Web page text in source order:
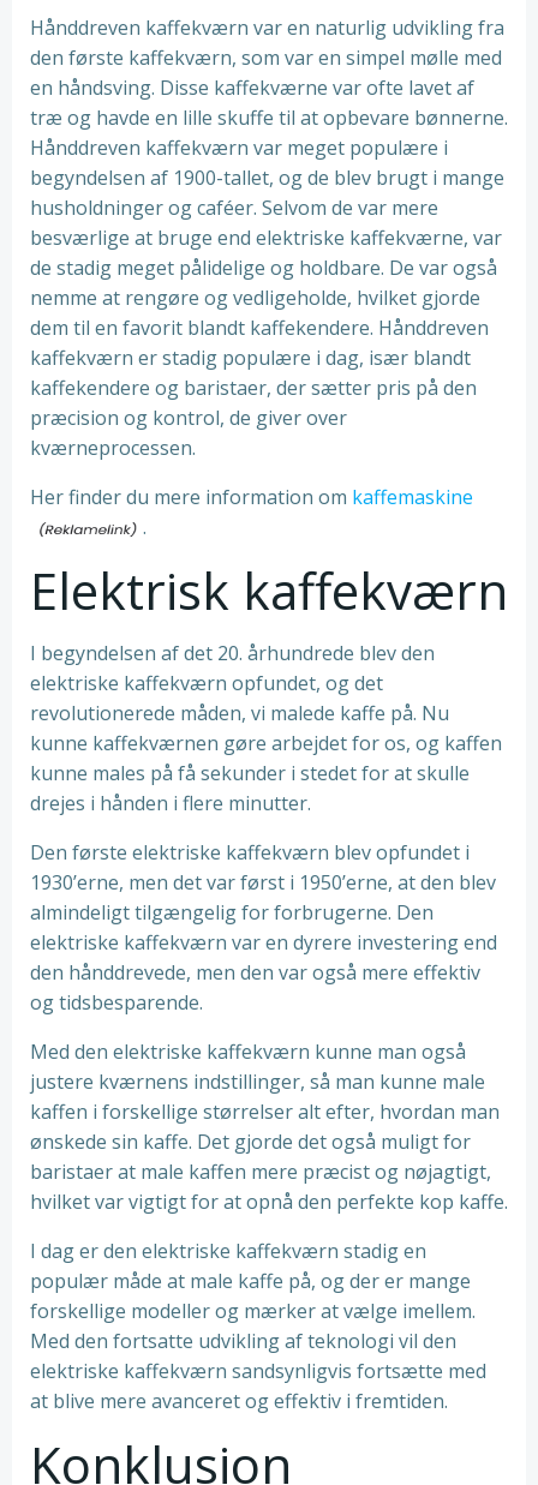
Hånddreven kaffekværn var en naturlig udvikling fra
den første kaffekværn, som var en simpel mølle med
en håndsving. Disse kaffekværne var ofte lavet af
træ og havde en lille skuffe til at opbevare bønnerne.
Hånddreven kaffekværn var meget populære i
begyndelsen af 1900-tallet, og de blev brugt i mange
husholdninger og caféer. Selvom de var mere
besværlige at bruge end elektriske kaffekværne, var
de stadig meget pålidelige og holdbare. De var også
nemme at rengøre og vedligeholde, hvilket gjorde
dem til en favorit blandt kaffekendere. Hånddreven
kaffekværn er stadig populære i dag, især blandt
kaffekendere og baristaer, der sætter pris på den
præcision og kontrol, de giver over
kværneprocessen.
Her finder du mere information om kaffemaskine
.
Elektrisk kaffekværn
I begyndelsen af det 20. århundrede blev den
elektriske kaffekværn opfundet, og det
revolutionerede måden, vi malede kaffe på. Nu
kunne kaffekværnen gøre arbejdet for os, og kaffen
kunne males på få sekunder i stedet for at skulle
drejes i hånden i flere minutter.
Den første elektriske kaffekværn blev opfundet i
1930’erne, men det var først i 1950’erne, at den blev
almindeligt tilgængelig for forbrugerne. Den
elektriske kaffekværn var en dyrere investering end
den hånddrevede, men den var også mere effektiv
og tidsbesparende.
Med den elektriske kaffekværn kunne man også
justere kværnens indstillinger, så man kunne male
kaffen i forskellige størrelser alt efter, hvordan man
ønskede sin kaffe. Det gjorde det også muligt for
baristaer at male kaffen mere præcist og nøjagtigt,
hvilket var vigtigt for at opnå den perfekte kop kaffe.
I dag er den elektriske kaffekværn stadig en
populær måde at male kaffe på, og der er mange
forskellige modeller og mærker at vælge imellem.
Med den fortsatte udvikling af teknologi vil den
elektriske kaffekværn sandsynligvis fortsætte med
at blive mere avanceret og effektiv i fremtiden.
Konklusion